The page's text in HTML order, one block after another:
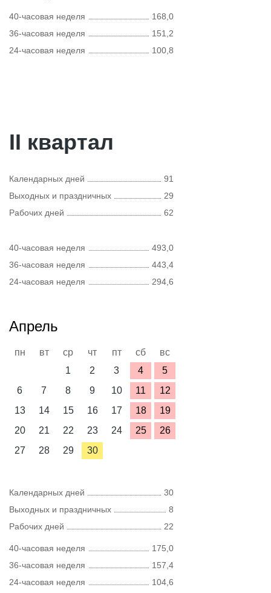
40-часовая неделя
168,0
36-часовая неделя
151,2
24-часовая неделя
100,8
II квартал
Календарных дней
91
Выходных и праздничных
29
Рабочих дней
62
40-часовая неделя
493,0
36-часовая неделя
443,4
24-часовая неделя
294,6
Апрель
пн вт ср чт пт сб
вс
1
2 3 4
5
6
7 8 9 10 11
12
13
14 15 16 17 18
19
20
21 22 23 24 25
26
27
28 29 30
Календарных дней
30
Выходных и праздничных
8
Рабочих дней
22
40-часовая неделя
175,0
36-часовая неделя
157,4
24-часовая неделя
104,6